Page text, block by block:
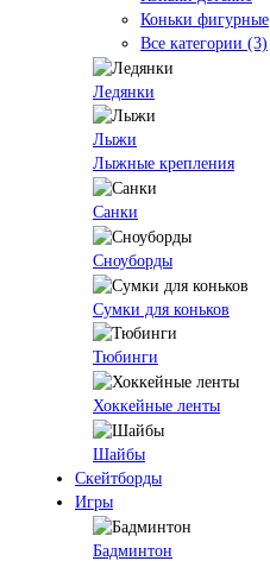
Коньки фигурные
Все категории (3)
Ледянки
Лыжи
Лыжные крепления
Санки
Сноуборды
Сумки для коньков
Тюбинги
Хоккейные ленты
Шайбы
Скейтборды
Игры
Бадминтон